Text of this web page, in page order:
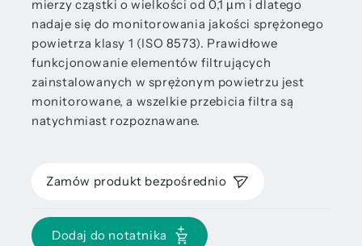
mierzy cząstki o wielkości od 0,1 µm i dlatego
nadaje się do monitorowania jakości sprężonego
powietrza klasy 1 (ISO 8573). Prawidłowe
funkcjonowanie elementów filtrujących
zainstalowanych w sprężonym powietrzu jest
monitorowane, a wszelkie przebicia filtra są
natychmiast rozpoznawane.
Zamów produkt bezpośrednio
Dodaj do notatnika